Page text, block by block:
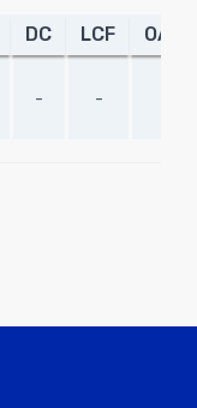
DC LCF OAL
- -